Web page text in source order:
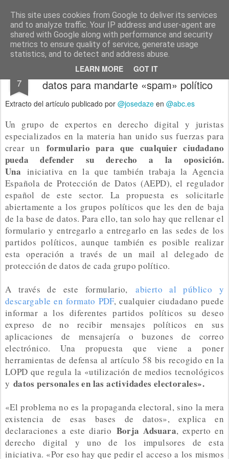
This site uses cookies from Google to deliver its services
and to analyze traffic. Your IP address and user-agent are
shared with Google along with performance and security
metrics to ensure quality of service, generate usage
statistics, and to detect and address abuse.
LEARN MORE GOT IT
menos tecnología y más pedagogía conceptos y reflexiones sobre la sociedad de la información
Pages
7
Cómo evitar que los partidos recopilen tus
datos para mandarte «spam» político
Extracto del artículo publicado por @josedaze en @abc.es
Un grupo de expertos en derecho digital y juristas
especializados en la materia han unido sus fuerzas para
crear unformulario para que cualquier ciudadano
pueda defender su derecho a la oposición.
Una iniciativa en la que también trabaja la Agencia
Española de Protección de Datos (AEPD), el regulador
español de este sector. La propuesta es solicitarle
abiertamente a los grupos políticos que les den de baja
de la base de datos. Para ello, tan solo hay que rellenar el
formulario y entregarlo a entregarlo en las sedes de los
partidos políticos, aunque también es posible realizar
esta operación a través de un mail al delegado de
protección de datos de cada grupo político.
A través de este formulario,abierto al público y
descargable en formato PDF, cualquier ciudadano puede
informar a los diferentes partidos políticos su deseo
expreso de no recibir mensajes políticos en sus
aplicaciones de mensajería o buzones de correo
electrónico. Una propuesta que viene a poner
herramientas de defensa al artículo 58 bis recogido en la
LOPD que regula la «utilización de medios tecnológicos
y datos personales en las actividades electorales».
«El problema no es la propaganda electoral, sino la mera
existencia de esas bases de datos», explica en
declaraciones a este diario Borja Adsuara, experto en
derecho digital y uno de los impulsores de esta
iniciativa. «Por eso hay que pedir el acceso a los mismos